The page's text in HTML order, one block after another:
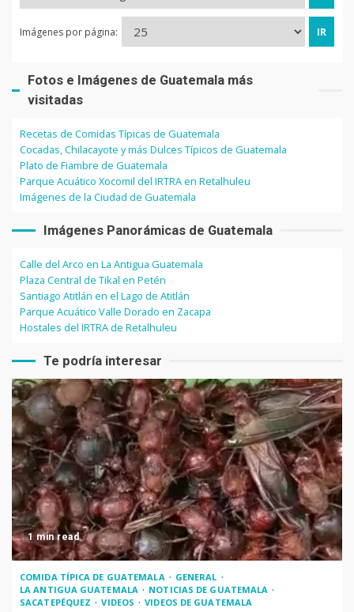
Imágenes por página:
Fotos e Imágenes de Guatemala más
visitadas
Recetas de Comidas Típicas de Guatemala
Cocadas, Chilacayote y más Dulces Típicos de Guatemala
Plato de Fiambre de Guatemala
Parque Acuático Xocomil del IRTRA en Retalhuleu
Imágenes de la Ciudad de Guatemala
Imágenes Panorámicas de Guatemala
Calle del Arco en La Antigua Guatemala
Plaza Central de Tikal en Petén
Santiago Atitlán en el Lago de Atitlán
Parque Acuático Valle Dorado en Zacapa
Hostales del IRTRA de Retalhuleu
Te podría interesar
1 min read
COMIDA TÍPICA DE GUATEMALA
GENERAL
LA ANTIGUA GUATEMALA
NOTICIAS DE GUATEMALA
SACATEPÉQUEZ
VIDEOS VIDEOS DE GUATEMALA